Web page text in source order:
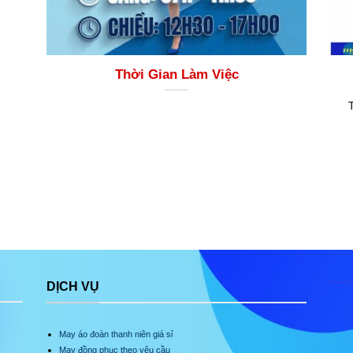
Thời Gian Làm Việc
DỊCH VỤ
May áo đoàn thanh niên giá sỉ
May đồng phục theo yêu cầu